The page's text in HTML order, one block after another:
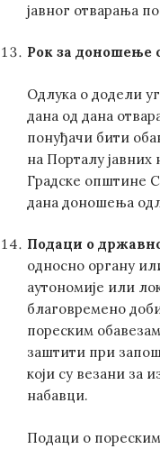
јавног отварања
Рок за доношење
Одлука о додели
дана oд дана
понуђачи бити
на Порталу
Градске општине
дана доношења
Подаци о
односно органу
аутономије или
благовремено
пореским
заштити при
који су везани за
набавци.
Подаци о